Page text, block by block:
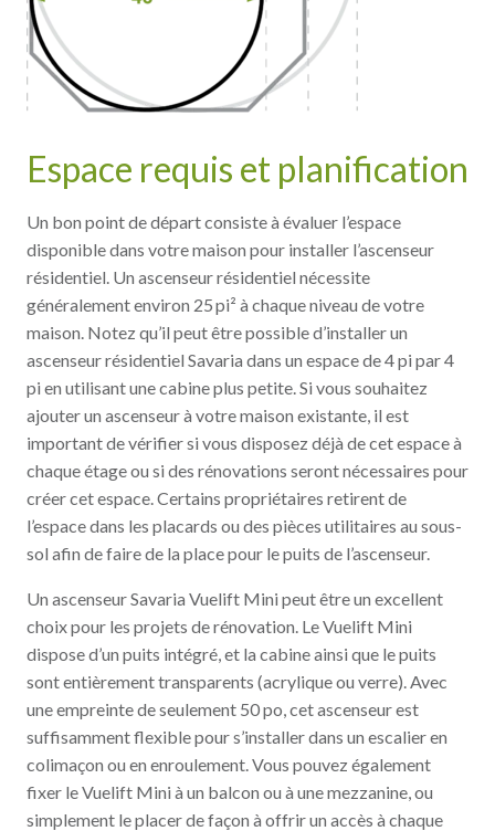
Espace requis et planification
Un bon point de départ consiste à évaluer l’espace
disponible dans votre maison pour installer l’ascenseur
résidentiel. Un ascenseur résidentiel nécessite
généralement environ 25 pi² à chaque niveau de votre
maison. Notez qu’il peut être possible d’installer un
ascenseur résidentiel Savaria dans un espace de 4 pi par 4
pi en utilisant une cabine plus petite. Si vous souhaitez
ajouter un ascenseur à votre maison existante, il est
important de vérifier si vous disposez déjà de cet espace à
chaque étage ou si des rénovations seront nécessaires pour
créer cet espace. Certains propriétaires retirent de
l’espace dans les placards ou des pièces utilitaires au sous-
sol afin de faire de la place pour le puits de l’ascenseur.
Un ascenseur Savaria Vuelift Mini peut être un excellent
choix pour les projets de rénovation. Le Vuelift Mini
dispose d’un puits intégré, et la cabine ainsi que le puits
sont entièrement transparents (acrylique ou verre). Avec
une empreinte de seulement 50 po, cet ascenseur est
suffisamment flexible pour s’installer dans un escalier en
colimaçon ou en enroulement. Vous pouvez également
fixer le Vuelift Mini à un balcon ou à une mezzanine, ou
simplement le placer de façon à offrir un accès à chaque